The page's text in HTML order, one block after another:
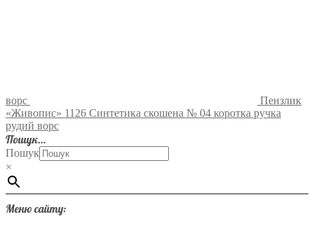
ворс
Пензлик
«Живопис» 1126 Синтетика скошена № 04 коротка ручка
рудий ворс
Пошук…
Пошук
×
Меню сайту: